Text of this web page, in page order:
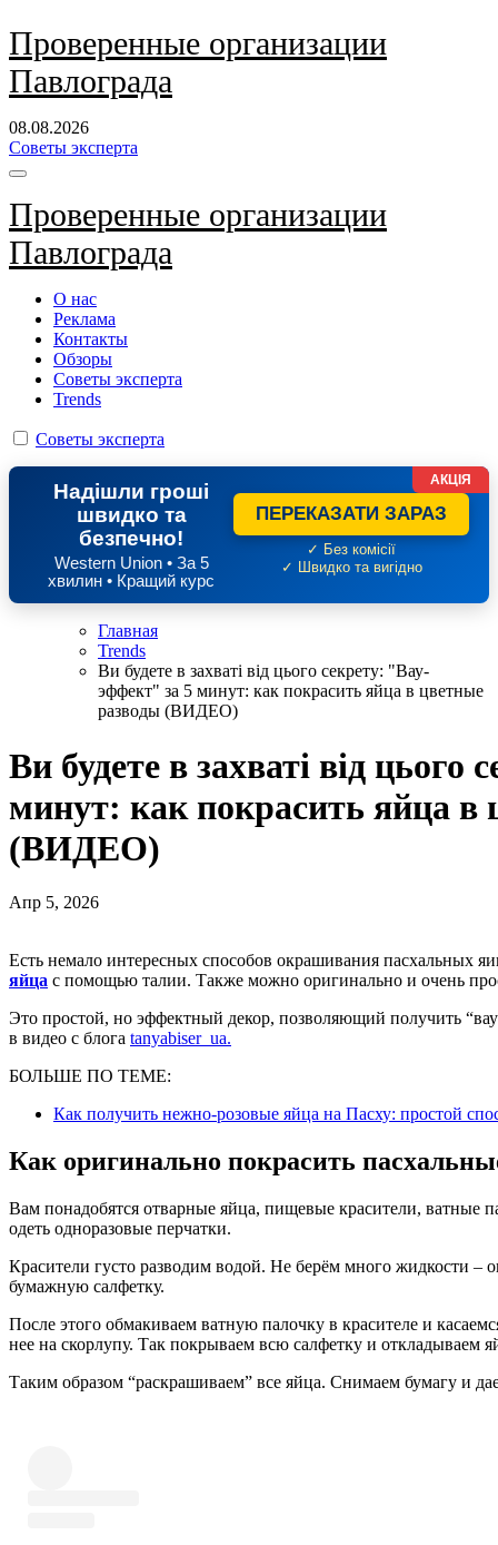
Перейти
к
содержанию
Проверенные организации
Павлограда
08.08.2026
Советы эксперта
Проверенные организации
Павлограда
О нас
Реклама
Контакты
Обзоры
Советы эксперта
Trends
Советы эксперта
Надішли гроші
швидко та
безпечно!
Western Union • За 5
хвилин • Кращий курс
ПЕРЕКАЗАТИ ЗАРАЗ
✓ Без комісії
✓ Швидко та вигідно
АКЦІЯ
Главная
Trends
Ви будете в захваті від цього секрету: "Вау-
эффект" за 5 минут: как покрасить яйца в цветные
разводы (ВИДЕО)
Ви будете в захваті від
минут: как покрасить яйца в
(ВИДЕО)
Апр 5, 2026
Есть немало интересных способов окрашивания пасхальных
яйца с помощью талии. Также можно оригинально и очень
Это простой, но эффектный декор, позволяющий получить
в видео с блога tanyabiser_ua.
БОЛЬШЕ ПО ТЕМЕ:
Как получить нежно-розовые яйца на Пасху: простой
Как оригинально покрасить
Вам понадобятся отварные яйца, пищевые красители, ватные
одеть одноразовые перчатки.
Красители густо разводим водой. Не берём много жидкости –
бумажную салфетку.
После этого обмакиваем ватную палочку в красителе и
нее на скорлупу. Так покрываем всю салфетку и откладываем
Таким образом “раскрашиваем” все яйца. Снимаем бумагу и